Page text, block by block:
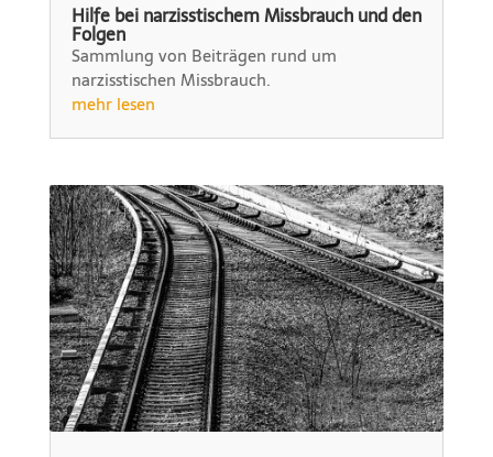
Hilfe bei narzisstischem Missbrauch und den
Folgen
Sammlung von Beiträgen rund um
narzisstischen Missbrauch.
mehr lesen